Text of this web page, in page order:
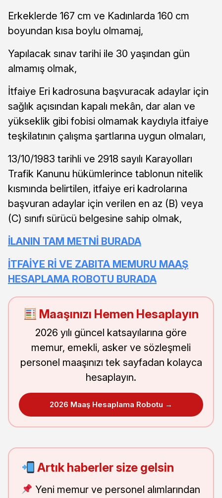
Erkeklerde 167 cm ve Kadınlarda 160 cm
boyundan kısa boylu olmamaj,
Yapılacak sınav tarihi ile 30 yaşından gün
almamış olmak,
İtfaiye Eri kadrosuna başvuracak adaylar için
sağlık açısından kapalı mekân, dar alan ve
yükseklik gibi fobisi olmamak kaydıyla itfaiye
teşkilatının çalışma şartlarına uygun olmaları,
13/10/1983 tarihli ve 2918 sayılı Karayolları
Trafik Kanunu hükümlerince tablonun nitelik
kısmında belirtilen, itfaiye eri kadrolarına
başvuran adaylar için verilen en az (B) veya
(C) sınıfı sürücü belgesine sahip olmak,
İLANIN TAM METNİ BURADA
İTFAİYE Rİ VE ZABITA MEMURU MAAŞ
HESAPLAMA ROBOTU BURADA
Maaşınızı Hemen Hesaplayın
2026 yılı güncel katsayılarına göre
memur, emekli, asker ve sözleşmeli
personel maaşınızı tek sayfadan kolayca
hesaplayın.
2026 Maaş Hesaplama Robotu →
Artık haberler size gelsin
Yeni memur ve personel alımlarından